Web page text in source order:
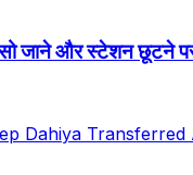
जाने और स्टेशन छूटने पर